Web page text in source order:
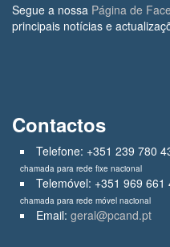
Segue a nossa Página de
principais notícias e
Contactos
Telefone: +351 239 780
chamada para rede fixe nacional
Telemóvel: +351 969 661
chamada para rede móvel nacional
Email: geral@pcand.pt